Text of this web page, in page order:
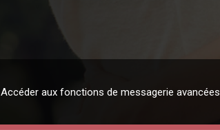
Accéder aux fonctions de messagerie avancées